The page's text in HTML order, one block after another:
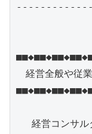
経営全般や従
経営コンサル